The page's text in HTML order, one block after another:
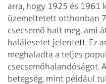
arra, hogy 1925 és 1961
üzemeltetett otthonban
csecsemő halt meg, ami
halálesetet jelentett. Ez
meghaladta a teljes
csecsemőhalandóságot.
betegség, mint például